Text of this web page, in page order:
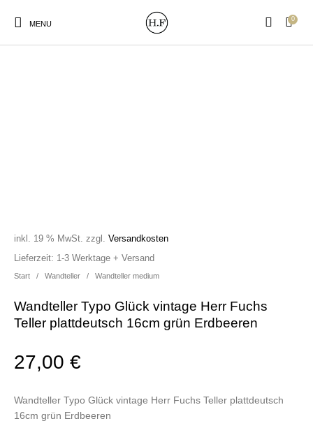
MENU
0
Poster&Notizbücher
für den Kopf
Start / Wandteller / Wandteller medium
Wandteller Typo Glück vintage Herr Fuchs
Teller plattdeutsch 16cm grün Erdbeeren
27,00€
inkl. 19 % MwSt. zzgl.Versandkosten
Wandteller Typo Glück vintage Herr Fuchs Teller plattdeutsch
16cm grün Erdbeeren
Lieferzeit: 1-3 Werktage + Versand